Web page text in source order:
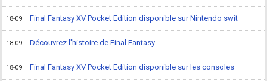
18-09 Final Fantasy XV Pocket Edition disponible sur Nintendo swit
18-09 Découvrez l'histoire de Final Fantasy
18-09 Final Fantasy XV Pocket Edition disponible sur les consoles